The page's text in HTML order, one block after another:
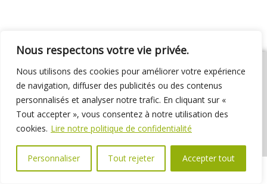
Nous respectons votre vie privée.
Nous utilisons des cookies pour améliorer votre expérience
de navigation, diffuser des publicités ou des contenus
personnalisés et analyser notre trafic. En cliquant sur «
Tout accepter », vous consentez à notre utilisation des
cookies. Lire notre politique de confidentialité
Personnaliser Tout rejeter Accepter tout
01 69 31 72 10 01 69 31 37 31
Nous contacter
Espace élus
Marchés publics Délibérations